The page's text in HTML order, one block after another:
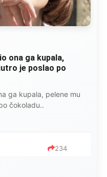
ona ga kupala,
je poslao po
ga kupala, pelene mu
čokoladu..
234